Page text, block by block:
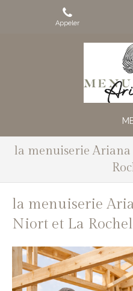
Appeler
la menuiserie
la menuiserie
Niort et La